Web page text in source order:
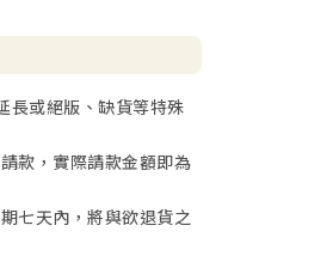
長或絕版、缺貨等特殊
款，實際請款金額即為
七天內，將與欲退貨之